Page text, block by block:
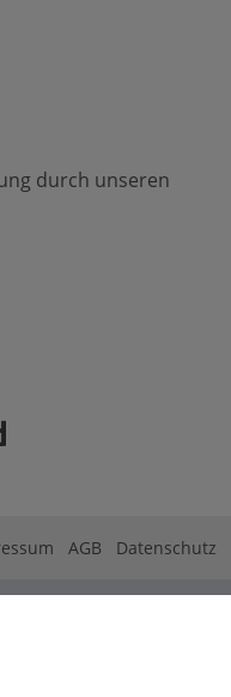
durch unseren
AGB Datenschutz